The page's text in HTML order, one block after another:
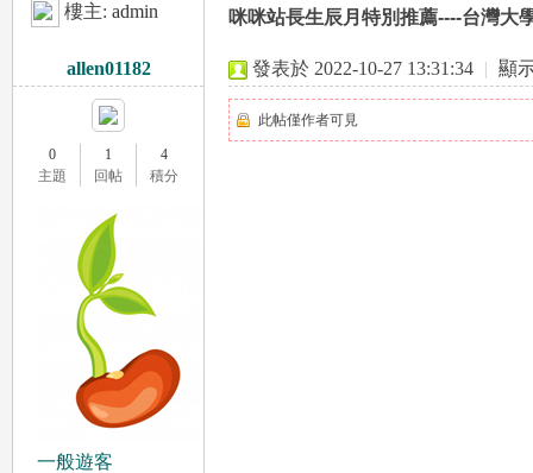
» › › ›
樓主: admin 咪咪站長生辰月特別推薦----台灣大
allen01182
0
主題
1
回帖
4
積分
一般遊客
發表於 2022-10-27 13:31:34 | 顯
此帖僅作者可見